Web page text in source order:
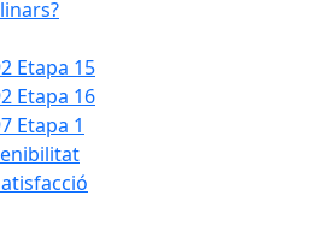
Etapa 15
Etapa 16
Etapa 1